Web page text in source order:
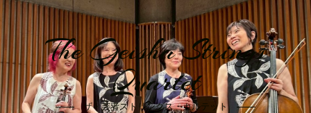
The Geisha Strings
Quartet
ザ・芸者ストリングス・カルテット